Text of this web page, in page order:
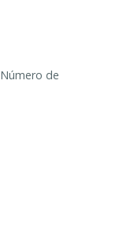
Número de